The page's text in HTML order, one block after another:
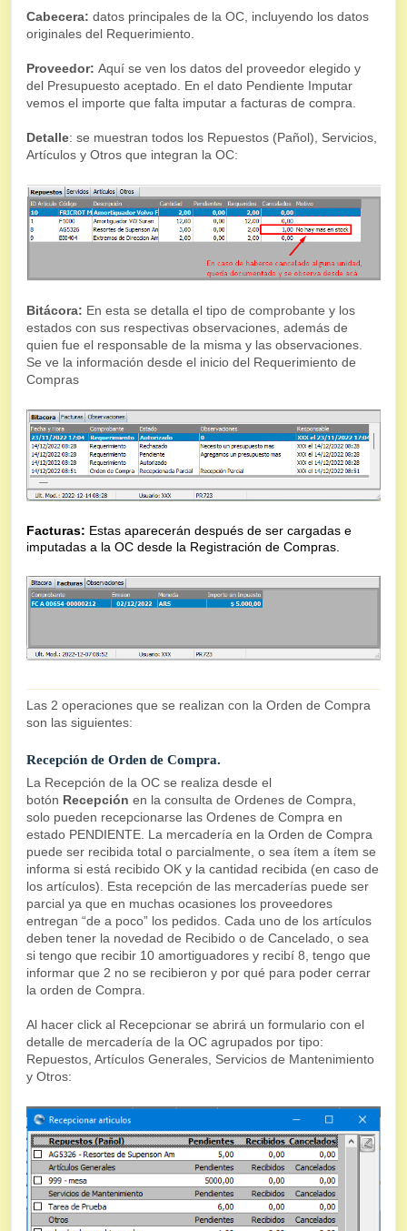
Cabecera: datos principales de la OC, incluyendo los datos
originales del Requerimiento.
Proveedor: Aquí se ven los datos del proveedor elegido y
del Presupuesto aceptado. En el dato Pendiente Imputar
vemos el importe que falta imputar a facturas de compra.
Detalle: se muestran todos los Repuestos (Pañol), Servicios,
Artículos y Otros que integran la OC:
Bitácora: En esta se detalla el tipo de comprobante y los
estados con sus respectivas observaciones, además de
quien fue el responsable de la misma y las observaciones.
Se ve la información desde el inicio del Requerimiento de
Compras
Facturas: Estas aparecerán después de ser cargadas e
imputadas a la OC desde la Registración de Compras.
Las 2 operaciones que se realizan con la Orden de Compra
son las siguientes:
Recepción de Orden de Compra.
La Recepción de la OC se realiza desde el
botón Recepción en la consulta de Ordenes de Compra,
solo pueden recepcionarse las Ordenes de Compra en
estado PENDIENTE. La mercadería en la Orden de Compra
puede ser recibida total o parcialmente, o sea ítem a ítem se
informa si está recibido OK y la cantidad recibida (en caso de
los artículos). Esta recepción de las mercaderías puede ser
parcial ya que en muchas ocasiones los proveedores
entregan “de a poco” los pedidos. Cada uno de los artículos
deben tener la novedad de Recibido o de Cancelado, o sea
si tengo que recibir 10 amortiguadores y recibí 8, tengo que
informar que 2 no se recibieron y por qué para poder cerrar
la orden de Compra.
Al hacer click al Recepcionar se abrirá un formulario con el
detalle de mercadería de la OC agrupados por tipo:
Repuestos, Artículos Generales, Servicios de Mantenimiento
y Otros: